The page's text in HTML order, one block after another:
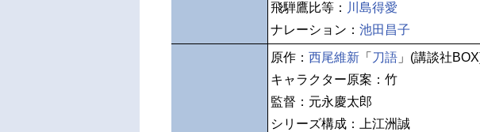
飛騨鷹比等： 川島得愛
ナレーション： 池田昌子
原作： 西尾維新 「 刀語 」(講談社
キャラクター原案：竹
監督：元永慶太郎
シリーズ構成：上江洲誠